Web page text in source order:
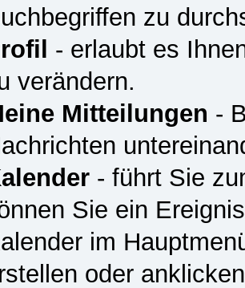
zu
- erlaubt es
verändern.
Mitteilungen -
- führt Sie
Sie ein
im
oder